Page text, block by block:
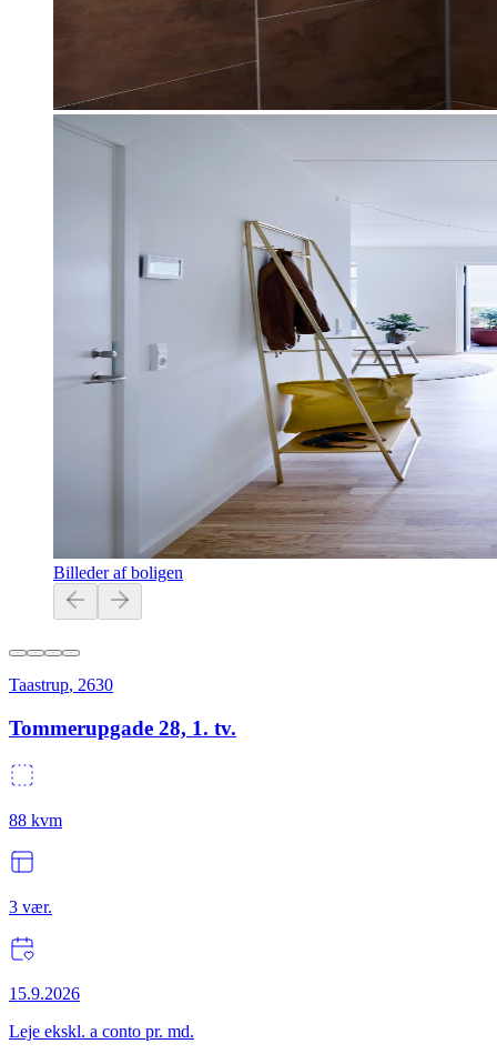
Billeder af boligen
Taastrup, 2630
Tommerupgade 28, 1. tv.
88 kvm
3 vær.
15.9.2026
Leje ekskl. a conto pr. md.